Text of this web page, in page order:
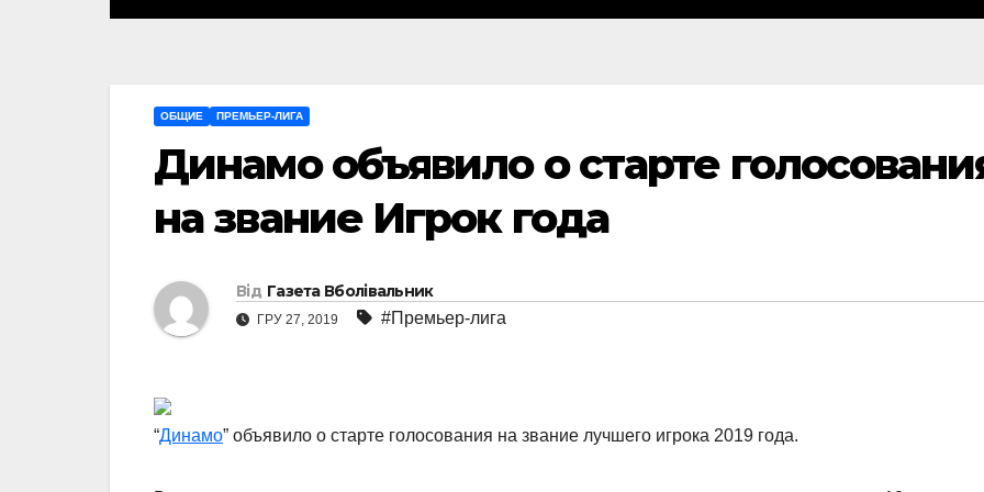
ОБЩИЕ ПРЕМЬЕР-ЛИГА
Динамо объявило о старте
на звание Игрок года
Від Газета Вболівальник
ГРУ 27, 2019 #Премьер-лига
“Динамо” объявило о старте голосования на звание лучшего игрока 2019 года.